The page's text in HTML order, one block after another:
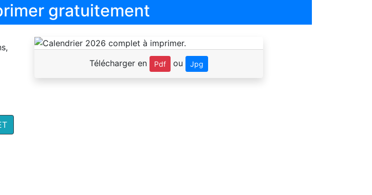
gratuitement
Télécharger en Pdf ou Jpg